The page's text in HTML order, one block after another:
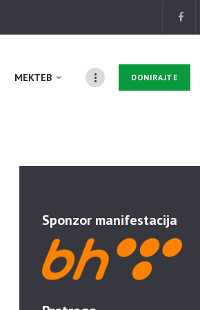
MEKTEB DONIRAJTE
Sponzor manifestacija